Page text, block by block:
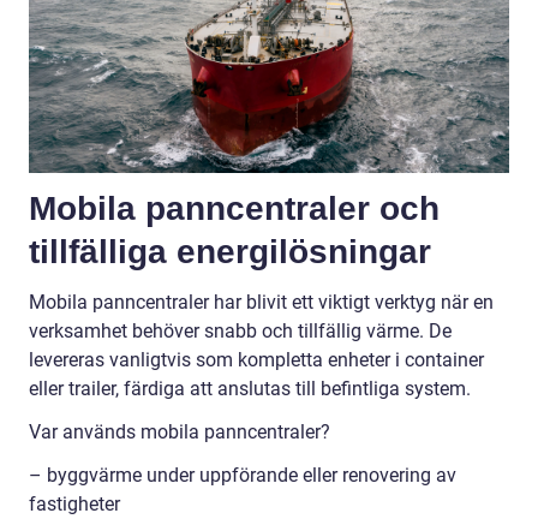
Mobila panncentraler och
tillfälliga energilösningar
Mobila panncentraler har blivit ett viktigt verktyg när en
verksamhet behöver snabb och tillfällig värme. De
levereras vanligtvis som kompletta enheter i container
eller trailer, färdiga att anslutas till befintliga system.
Var används mobila panncentraler?
– byggvärme under uppförande eller renovering av
fastigheter